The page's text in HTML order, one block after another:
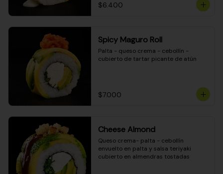
$6.400
Spicy Maguro Roll
Palta - queso crema - cebollín -
cubierto de tartar picante de atún
$7.000
Cheese Almond
Queso crema- palta - cebollín
envuelto en palta y salsa teriyaki
cubierto en almendras tostadas